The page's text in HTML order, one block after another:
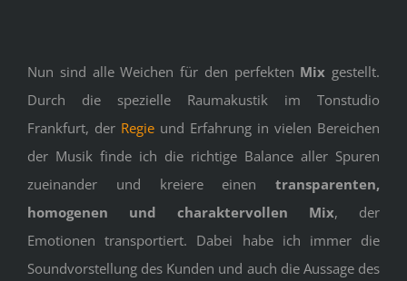
Nun sind alle Weichen für den perfekten Mix gestellt.
Durch die spezielle Raumakustik im Tonstudio
Frankfurt, der Regie und Erfahrung in vielen Bereichen
der Musik finde ich die richtige Balance aller Spuren
zueinander und kreiere einen transparenten,
homogenen und charaktervollen Mix, der
Emotionen transportiert. Dabei habe ich immer die
Soundvorstellung des Kunden und auch die Aussage des